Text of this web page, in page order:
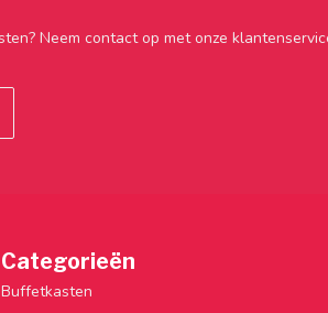
Neem contact op met onze
Categorieën
Buffetkasten